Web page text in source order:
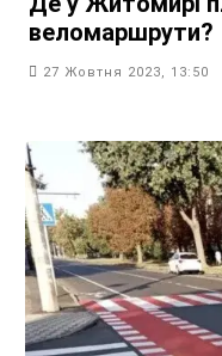
веломаршрути?
27 Жовтня 2023, 13:50